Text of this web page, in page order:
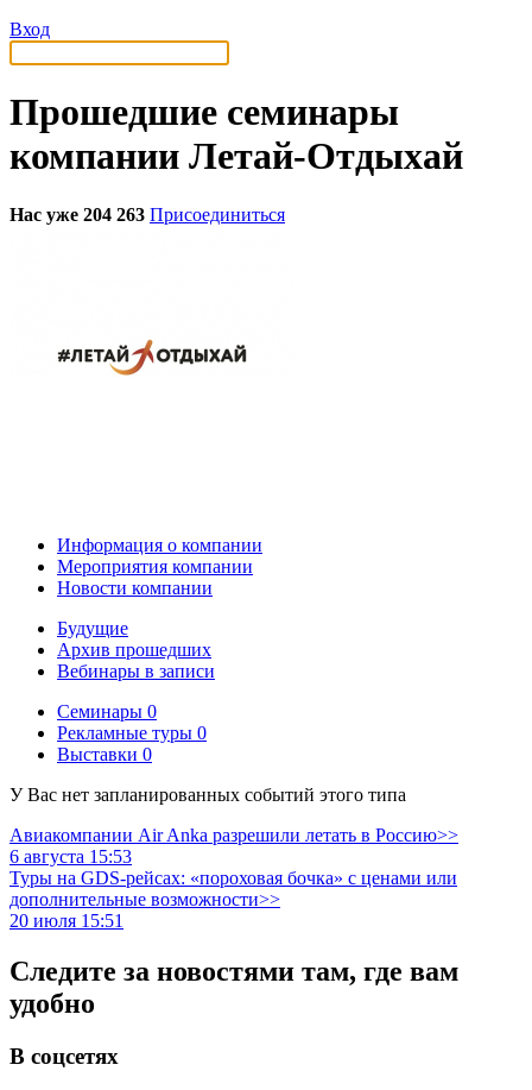
Вход
Прошедшие семинары
компании Летай-Отдыхай
Нас уже 204 263 Присоединиться
Информация о компании
Мероприятия компании
Новости компании
Будущие
Архив прошедших
Вебинары в записи
Семинары 0
Рекламные туры 0
Выставки 0
У Вас нет запланированных событий этого типа
Авиакомпании Air Anka разрешили летать в Россию>>
6 августа 15:53
Туры на GDS-рейсах: «пороховая бочка» с ценами или
дополнительные возможности>>
20 июля 15:51
Следите за новостями там, где вам
удобно
В соцсетях